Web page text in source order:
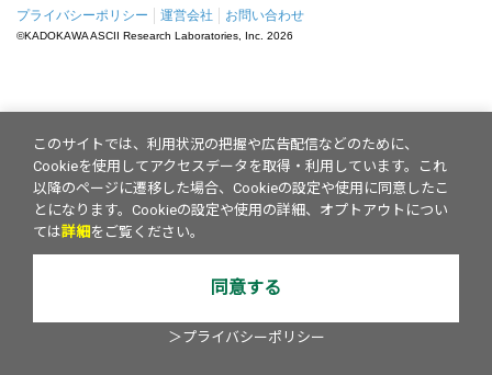
プライバシーポリシー 運営会社 お問い合わせ
©KADOKAWA ASCII Research Laboratories, Inc. 2026
このサイトでは、利用状況の把握や広告配信などのために、
Cookieを使用してアクセスデータを取得・利用しています。これ
以降のページに遷移した場合、Cookieの設定や使用に同意したこ
とになります。Cookieの設定や使用の詳細、オプトアウトについ
ては詳細 をご覧ください。
同意する
＞プライバシーポリシー